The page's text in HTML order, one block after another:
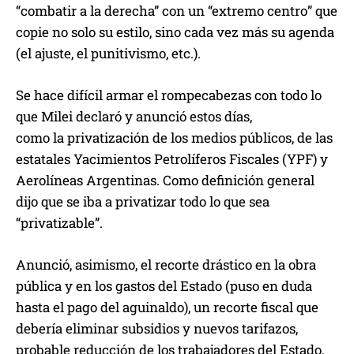
“combatir a la derecha” con un “extremo centro” que
copie no solo su estilo, sino cada vez más su agenda
(el ajuste, el punitivismo, etc.).
Se hace difícil armar el rompecabezas con todo lo
que Milei declaró y anunció estos días,
como la privatización de los medios públicos, de las
estatales Yacimientos Petrolíferos Fiscales (YPF) y
Aerolíneas Argentinas. Como definición general
dijo que se iba a privatizar todo lo que sea
“privatizable”.
Anunció, asimismo, el recorte drástico en la obra
pública y en los gastos del Estado (puso en duda
hasta el pago del aguinaldo), un recorte fiscal que
debería eliminar subsidios y nuevos tarifazos,
probable reducción de los trabajadores del Estado,